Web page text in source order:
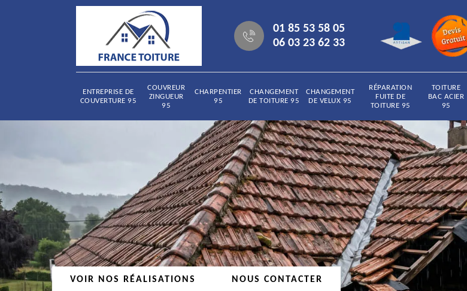
01 85 53 58 05
06 03 23 62 33
ENTREPRISE DE
COUVERTURE 95
COUVREUR
ZINGUEUR
95
CHARPENTIER
95
CHANGEMENT
DE TOITURE 95
CHANGEMENT
DE VELUX 95
RÉPARATION
FUITE DE
TOITURE 95
TOITURE
BAC ACIER
95
VOIR NOS RÉALISATIONS NOUS CONTACTER